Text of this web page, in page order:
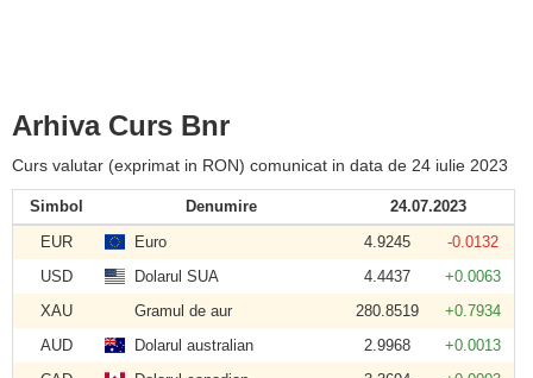
Arhiva Curs Bnr
Curs valutar (exprimat in RON) comunicat in data de 24 iulie 2023
Simbol Denumire
24.07.2023
EUR
Euro 4.9245
-0.0132
USD
Dolarul SUA 4.4437
+0.0063
XAU
Gramul de aur 280.8519
+0.7934
AUD
Dolarul australian 2.9968
+0.0013